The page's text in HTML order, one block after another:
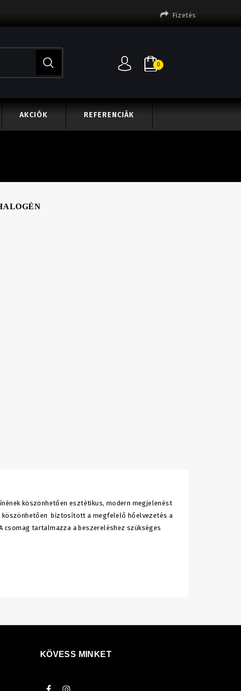
Fizetés
0
AKCIÓK REFERENCIÁK
köszönhetően esztétikus, modern megjelenést
köszönhetően biztosított a megfelelő hőelvezetés a
csomag tartalmazza a beszereléshez szükséges
KÖVESS MINKET